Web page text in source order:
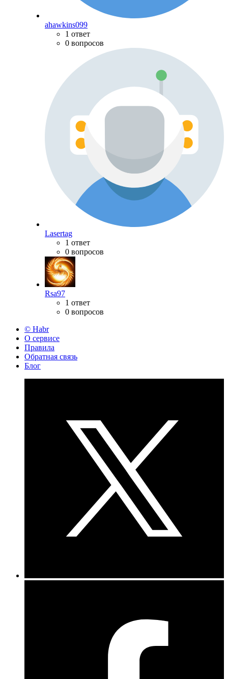
ahawkins099
1 ответ
0 вопросов
Lasertag
1 ответ
0 вопросов
Rsa97
1 ответ
0 вопросов
© Habr
О сервисе
Правила
Обратная связь
Блог